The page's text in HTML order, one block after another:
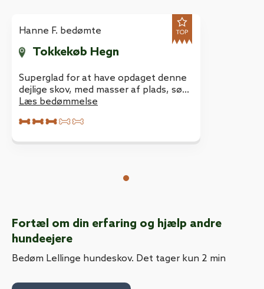
Hanne F. bedømte
Tokkekøb Hegn
Superglad for at have opdaget denne
dejlige skov, med masser af plads, søde
og rare hunde og mennesker. :)
Læs bedømmelse
Fortæl om din erfaring og hjælp andre
hundeejere
Bedøm Lellinge hundeskov. Det tager kun 2 min